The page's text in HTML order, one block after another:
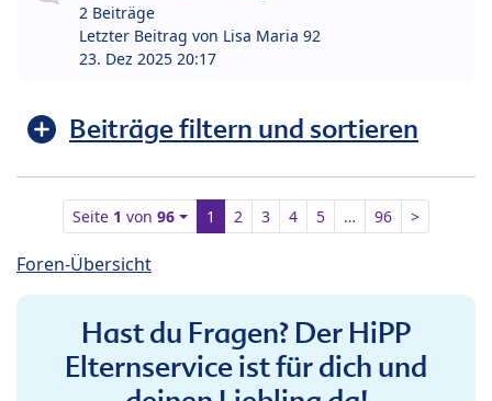
2 Beiträge
Letzter Beitrag von Lisa Maria 92
23. Dez 2025 20:17
Beiträge filtern und sortieren
Seite 1 von96 1 2 3 4 5 … 96 >
Foren-Übersicht
Hast du Fragen? Der HiPP
Elternservice ist für dich und